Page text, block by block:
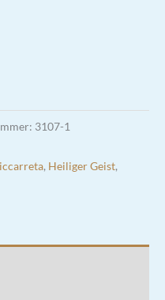
3107-1
, Heiliger Geist,